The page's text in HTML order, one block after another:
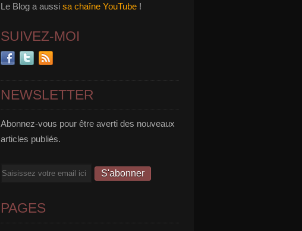
Le Blog a aussi sa chaîne YouTube !
SUIVEZ-MOI
NEWSLETTER
Abonnez-vous pour être averti des nouveaux
articles publiés.
Email
PAGES